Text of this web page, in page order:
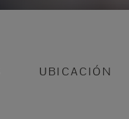
UBICACIÓN